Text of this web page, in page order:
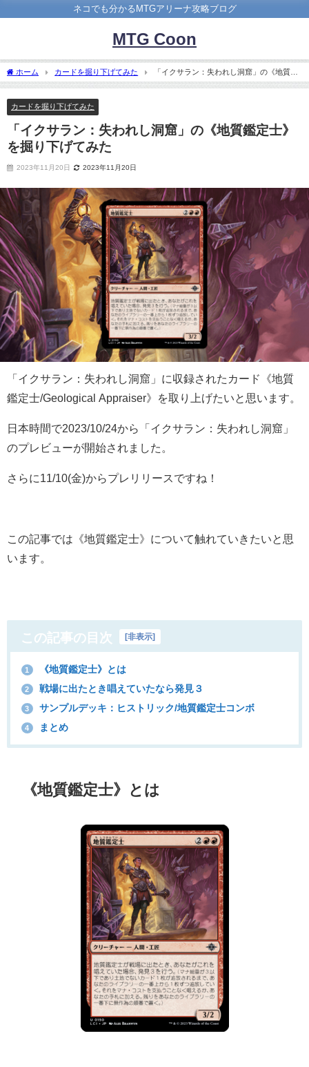
ネコでも分かるMTGアリーナ攻略ブログ
MTG Coon
ホーム カードを掘り下げてみた
「イクサラン：失われし洞窟」の《地質鑑
定士》を掘り下げてみた
カードを掘り下げてみた
「イクサラン：失われし洞窟」の《地質鑑定士》
を掘り下げてみた
2023年11月20日 2023年11月20日
「イクサラン：失われし洞窟」に収録されたカード《地質
鑑定士/Geological Appraiser》を取り上げたいと思います。
日本時間で2023/10/24から「イクサラン：失われし洞窟」
のプレビューが開始されました。
さらに11/10(金)からプレリリースですね！
この記事では《地質鑑定士》について触れていきたいと思
います。
この記事の目次 非表示
1 《地質鑑定士》とは
2 戦場に出たとき唱えていたなら発見３
3 サンプルデッキ：ヒストリック/地質鑑定士コンボ
4 まとめ
《地質鑑定士》とは